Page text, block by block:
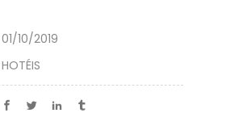
01/10/2019
HOTÉIS